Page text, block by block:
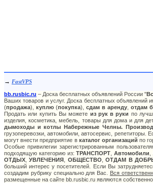
→ FastVPS
bb.rusbic.ru – Доска бесплатных объявлений России "
Ваших товаров и услуг. Доска бесплатных объявлений
(продажа), куплю (покупка), сдам в аренду отдам
Продать или купить Вы можете из рук в руки по
изделия, косметика, мебель, товары для дома и для
дымоходы и котлы Набережные Челны.
грузоперевозки, автомобили, автосервис, репетиторы.
могут внести предприятие в каталог организаций по
Особые привилегии зарегистрированным
подходящую категорию из:ТРАНСПОРТ ,Автомобили ,
ОТДЫХ ,УВЛЕЧЕНИЯ ОБЩЕСТВО ,ОТДАМ В
больший интерес у посетителей. Если Вы
создадим рубрику специально для Вас. Вся
размещенные на сайте bb.rusbic.ru являются